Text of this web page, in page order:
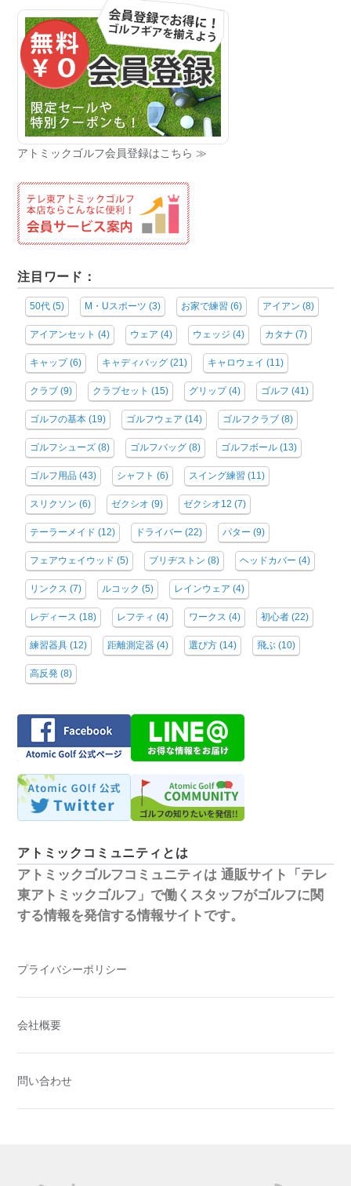
アトミックゴルフ会員登録はこちら ≫
注目ワード：
50代 (5) M・Uスポーツ (3) お家で練習 (6) アイアン (8)
アイアンセット (4) ウェア (4) ウェッジ (4) カタナ (7)
キャップ(6) キャディバッグ (21) キャロウェイ (11)
クラブ (9) クラブセット (15) グリップ(4) ゴルフ (41)
ゴルフの基本 (19) ゴルフウェア (14) ゴルフクラブ (8)
ゴルフシューズ (8) ゴルフバッグ (8) ゴルフボール (13)
ゴルフ用品 (43) シャフト (6) スイング練習 (11)
スリクソン (6) ゼクシオ (9) ゼクシオ12 (7)
テーラーメイド (12) ドライバー (22) パター (9)
フェアウェイウッド (5) ブリヂストン (8) ヘッドカバー (4)
リンクス (7) ルコック (5) レインウェア (4)
レディース (18) レフティ (4) ワークス (4) 初心者 (22)
練習器具 (12) 距離測定器 (4) 選び方 (14) 飛ぶ (10)
高反発 (8)
アトミックコミュニティとは
アトミックゴルフコミュニティは 通販サイト「テレ
東アトミックゴルフ」で働くスタッフがゴルフに関
する情報を発信する情報サイトです。
プライバシーポリシー
会社概要
問い合わせ